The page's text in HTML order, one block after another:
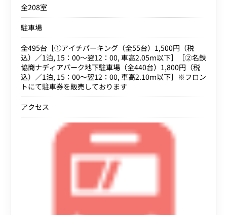
全208室
駐車場
全495台［①アイチパーキング（全55台）1,500円（税
込）／1泊, 15：00～翌12：00, 車高2.05ｍ以下］［②名鉄
協商ナディアパーク地下駐車場（全440台）1,800円（税
込）／1泊, 15：00～翌12：00, 車高2.10ｍ以下］※フロン
トにて駐車券を販売しております
アクセス